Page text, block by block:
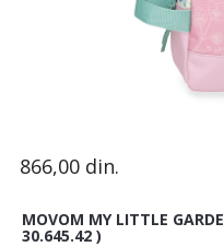
866,00 din.
MOVOM MY LITTLE
30.645.42 )